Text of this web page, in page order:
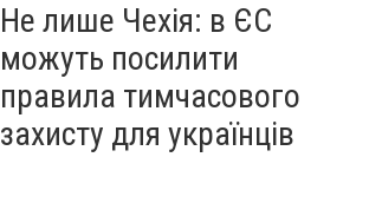
Не лише Чехія: в ЄС
можуть посилити
правила тимчасового
захисту для українців